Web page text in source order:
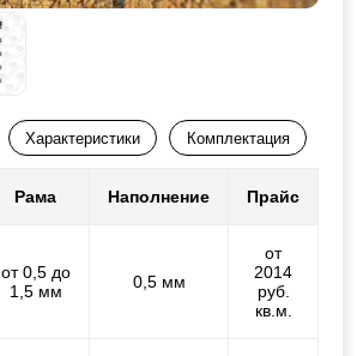
Характеристики Комплектация
Рама Наполнение Прайс
от 0,5 до
1,5 мм
0,5 мм
от
2014
руб.
кв.м.